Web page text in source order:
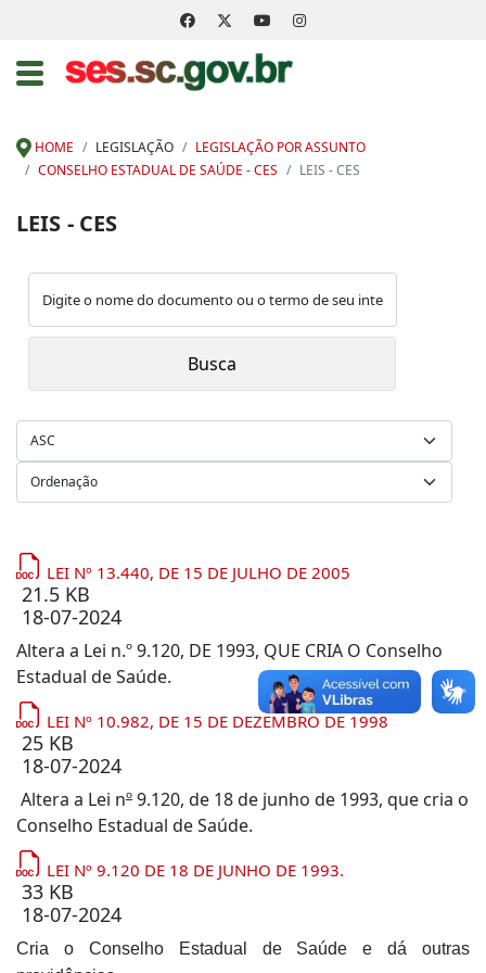
HOME LEGISLAÇÃO
LEGISLAÇÃO POR ASSUNTO
CONSELHO ESTADUAL DE SAÚDE - CES
LEIS - CES
LEIS - CES
LEI Nº 13.440, DE 15 DE JULHO DE 2005
21.5 KB
18-07-2024
Altera a Lei n.º 9.120, DE 1993, QUE CRIA O Conselho
Estadual de Saúde.
LEI Nº 10.982, DE 15 DE DEZEMBRO DE 1998
25 KB
18-07-2024
Altera a Lei nº9.120, de 18 de junho de 1993, que cria o
Conselho Estadual de Saúde.
LEI Nº 9.120 DE 18 DE JUNHO DE 1993.
33 KB
18-07-2024
Cria o Conselho Estadual de Saúdee dá outras